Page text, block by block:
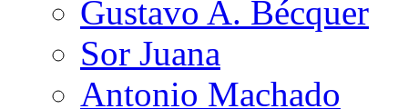
Gustavo A. Bécquer
Sor Juana
Antonio Machado